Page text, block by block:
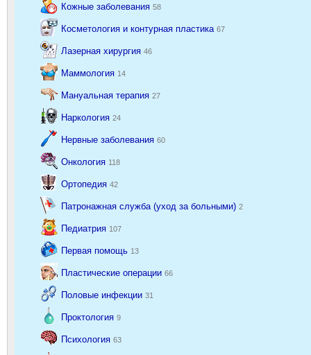
Кожные заболевания 58
Косметология и контурная пластика 67
Лазерная хирургия 46
Маммология 14
Мануальная терапия 27
Наркология 24
Нервные заболевания 60
Онкология 118
Ортопедия 42
Патронажная служба (уход за больными) 2
Педиатрия 107
Первая помощь 13
Пластические операции 66
Половые инфекции 31
Проктология 9
Психология 63